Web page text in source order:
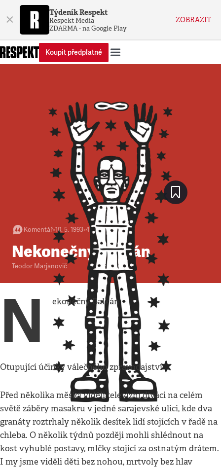
× Týdeník Respekt
Respekt Media
ZDARMA - na Google Play
ZOBRAZIT
Koupit předplatné
Komentář•10. 5. 1993•4 minuty
Nekonečný Balkán
Teodor Marjanovič
N ekonečný Balkán
Otupující účinky válečného zpravodajství
Před několika měsíci viděli televizní diváci na celém
světě záběry masakru v jedné sarajevské ulici, kde dva
granáty roztrhaly několik desítek lidí stojících v řadě na
chleba. O několik týdnů později mohli shlédnout na
kost vyhublé postavy, mlčky stojící za ostnatým drátem.
I my jsme viděli děti bez nohou, mrtvoly bez hlav